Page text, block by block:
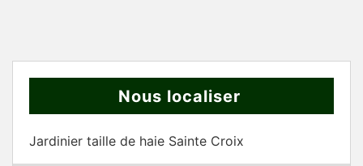
Nous localiser
Jardinier taille de haie Sainte Croix